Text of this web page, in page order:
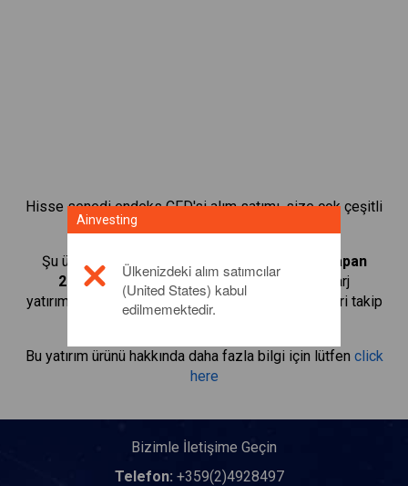
Hisse senedi endeks CFD'si alım satımı, size çok çeşitli
yatırım fırsatları sunar.
Şu ürünlerin CFD'lerini alıp satmaya başlayın:
Japan
225 ve işlem hacmini büyütmek için küçük marj
yatırımlarından yararlanın. Sektörleri ve ekonomileri takip
Bu yatırım ürünü hakkında daha fazla bilgi için lütfen click
here
Bizimle İletişime Geçin
Telefon: +359(2)4928497
Ainvesting
Ülkenizdeki alım satımcılar
(United States) kabul
edilmemektedir.